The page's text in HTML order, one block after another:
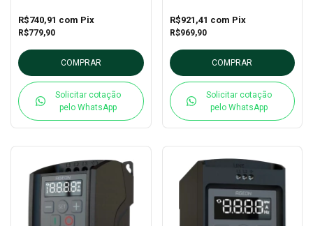
R$779,90
R$740,91 com Pix
COMPRAR
Solicitar cotação
pelo WhatsApp
R$969,90
R$921,41 com Pix
COMPRAR
Solicitar cotação
pelo WhatsApp